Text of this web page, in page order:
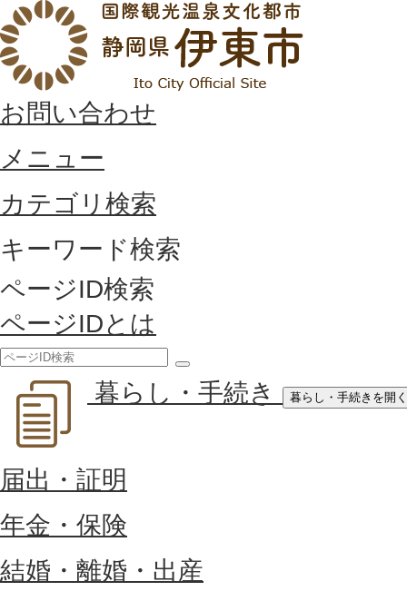
お問い合わせ
メニュー
カテゴリ検索
キーワード検索
ページID検索
ページIDとは
索
暮らし・手続き 暮らし・手続きを開く
届出・証明
年金・保険
結婚・離婚・出産